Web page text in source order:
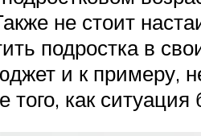
не стоит
подростка в
и к примеру,
того, как